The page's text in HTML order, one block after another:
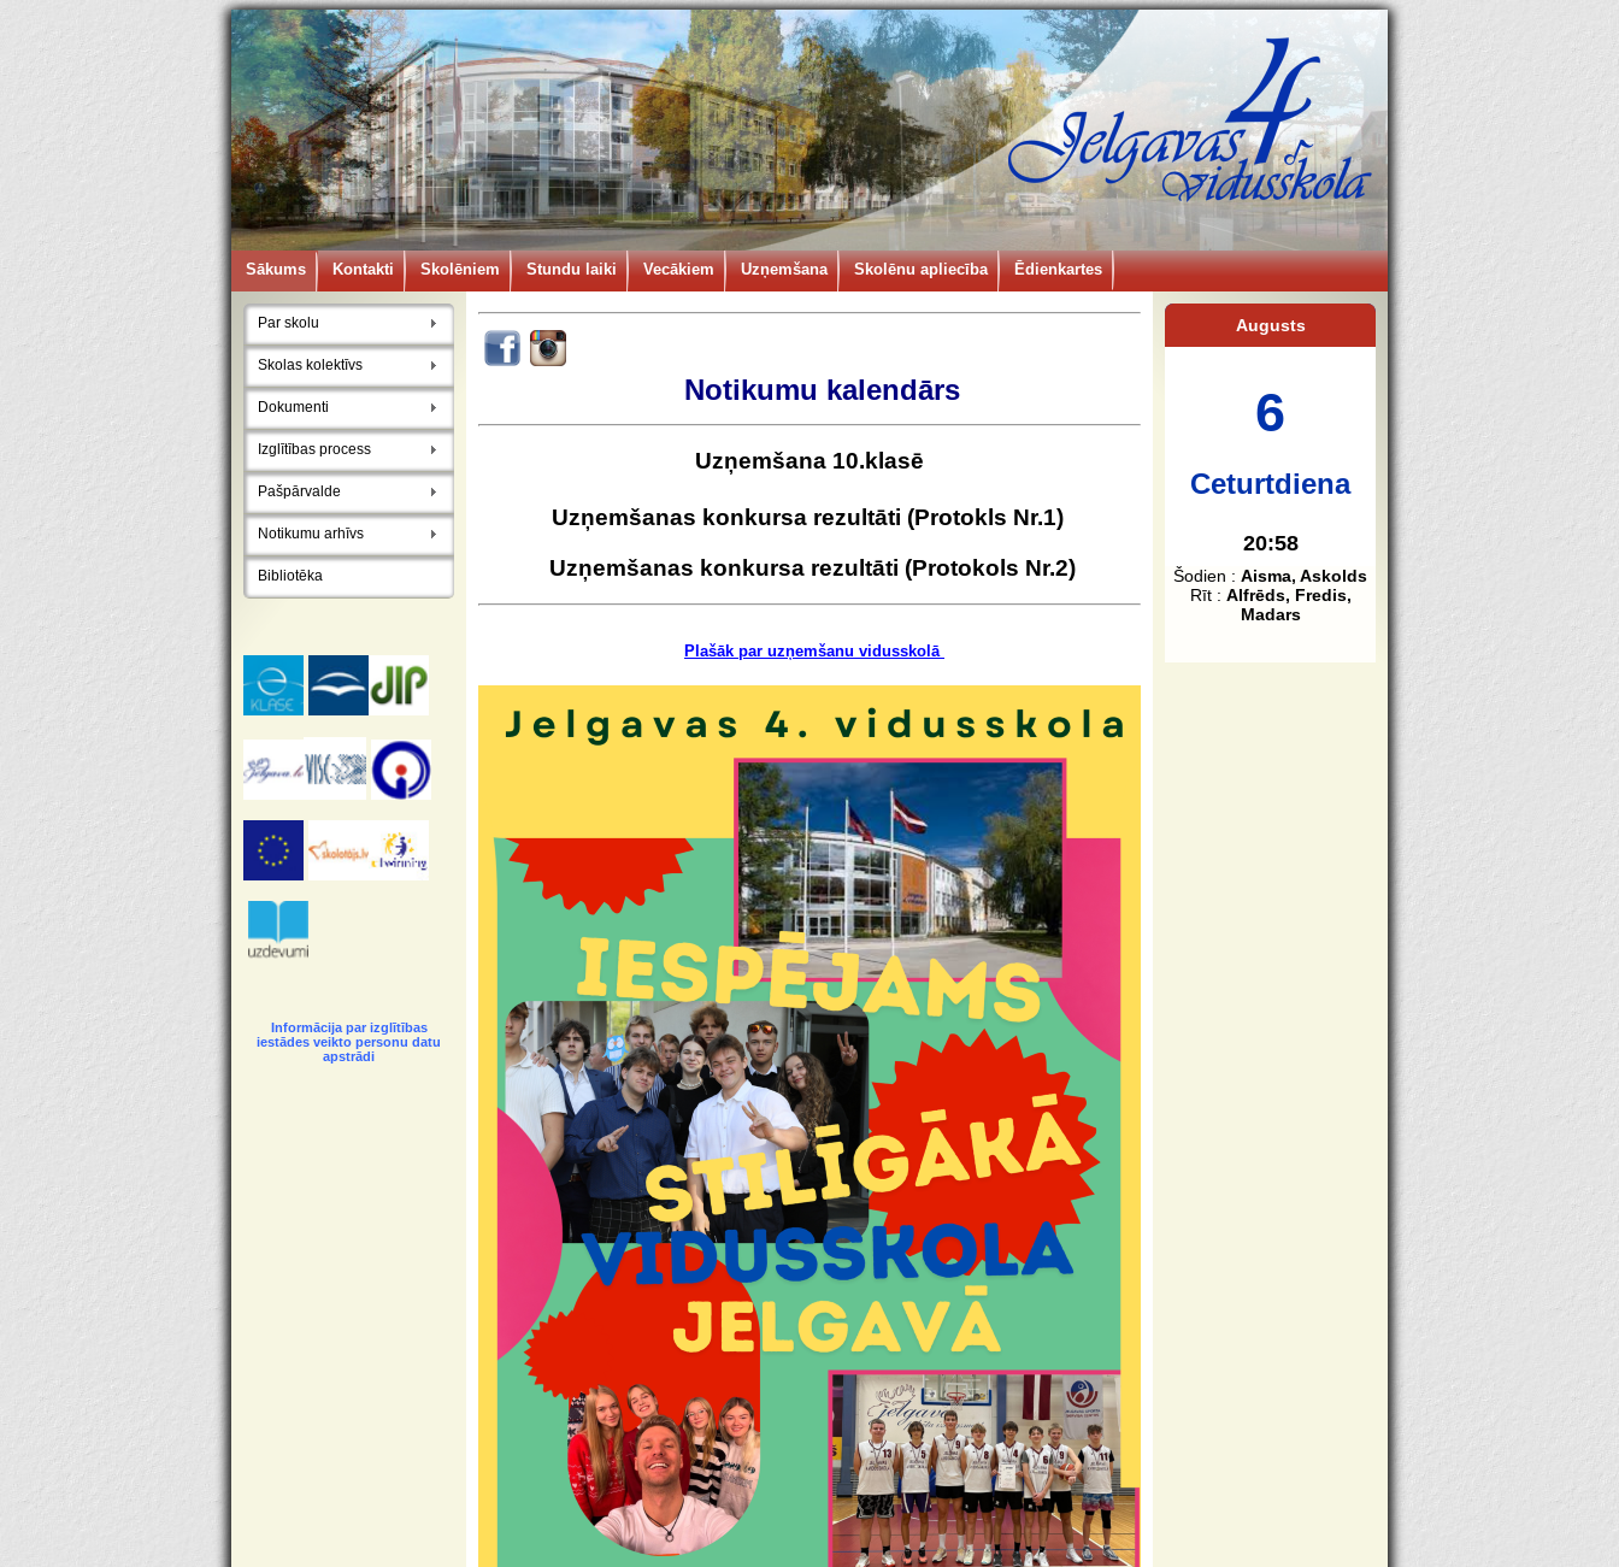
Sākums Kontakti Skolēniem Stundu laiki Vecākiem Uzņemšana Skolēnu apliecība Ēdienkartes
Par skolu
Skolas kolektīvs
Dokumenti
Izglītības process
Pašpārvalde
Notikumu arhīvs
Bibliotēka
Informācija par izglītības
iestādes veikto personu datu
apstrādi
Augusts
6
Ceturtdiena
20:58
Šodien : Aisma, Askolds
Rīt : Alfrēds, Fredis,
Madars
Notikumu kalendārs
Uzņemšana 10.klasē
Uzņemšanas konkursa rezultāti (Protokls Nr.1)
Uzņemšanas konkursa rezultāti (Protokols Nr.2)
Plašāk par uzņemšanu vidusskolā